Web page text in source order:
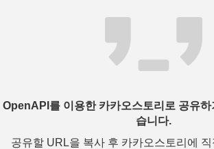
OpenAPI를 이용한 카카오스토리로 공유
습니다.
공유할 URL을 복사 후 카카오스토리에